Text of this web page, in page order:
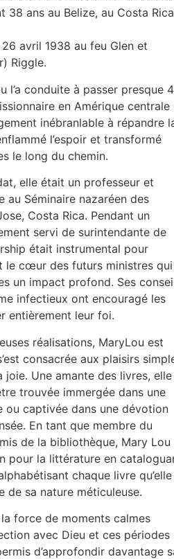
38 ans au Belize, au Costa
avril 1938 au feu Glen et
Riggle.
l’a conduite à passer presque
en Amérique centrale
inébranlable à répandre
l’espoir et transformé
le long du chemin.
elle était un professeur et
au Séminaire nazaréen des
Costa Rica. Pendant un
servi de surintendante de
était instrumental pour
le cœur des futurs ministres qui
un impact profond. Ses
infectieux ont encouragé les
entièrement leur foi.
réalisations, MaryLou est
consacrée aux plaisirs
Une amante des livres, elle
trouvée immergée dans une
ou captivée dans une dévotion
En tant que membre du
de la bibliothèque, Mary Lou
pour la littérature en
chaque livre
de sa nature méticuleuse.
force de moments calmes
avec Dieu et ces périodes
d’approfondir davantage